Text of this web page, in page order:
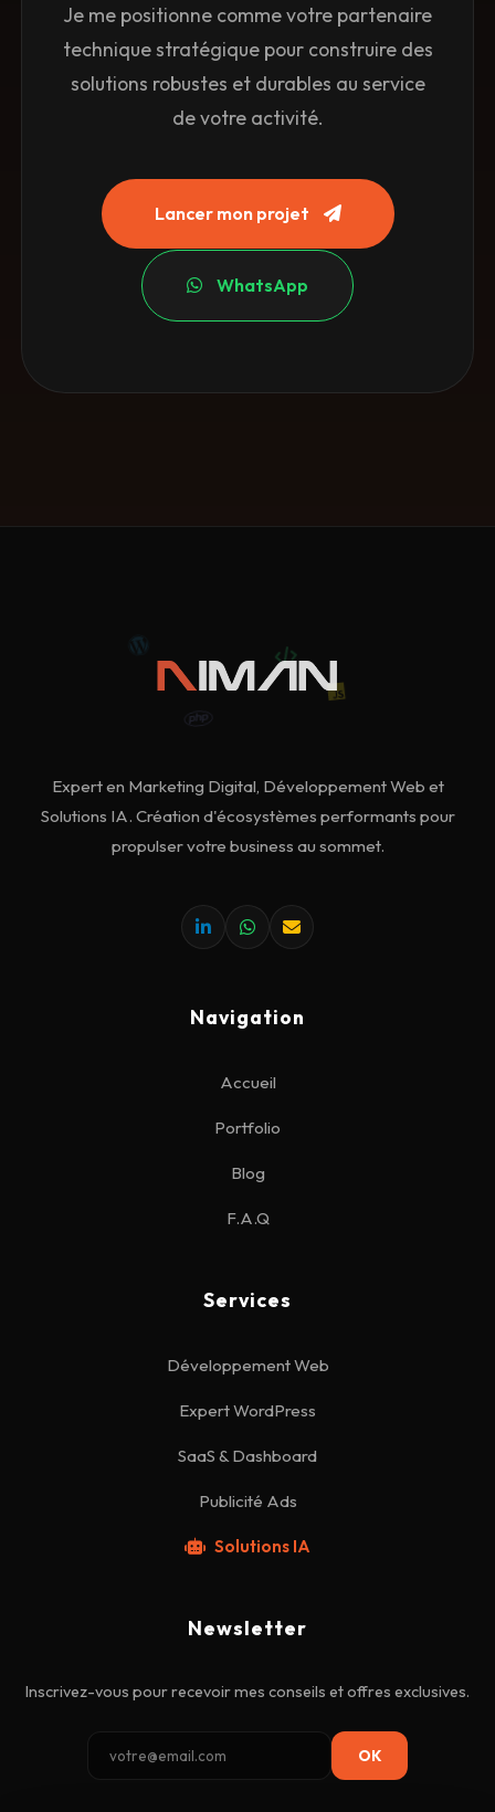
Je me positionne comme votre partenaire
technique stratégique pour construire des
solutions robustes et durables au service
de votre activité.
Lancer mon projet
WhatsApp
Expert en Marketing Digital, Développement Web et
Solutions IA. Création d'écosystèmes performants pour
propulser votre business au sommet.
Navigation
Accueil
Portfolio
Blog
F.A.Q
Services
Développement Web
Expert WordPress
SaaS & Dashboard
Publicité Ads
Solutions IA
Newsletter
Inscrivez-vous pour recevoir mes conseils et offres exclusives.
OK